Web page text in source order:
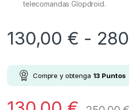
telecomandas Glopdroid.
130,00 € -
Compre y obtenga 13 Puntos